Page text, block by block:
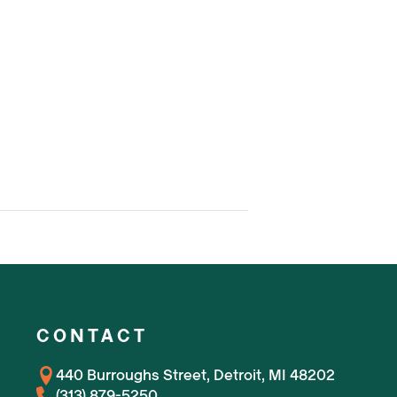
CONTACT
440 Burroughs Street, Detroit, MI 48202